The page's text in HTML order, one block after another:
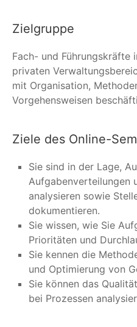
Zielgruppe
Fach- und Führungskräfte
privaten
mit Organisation,
Vorgehensweisen
Ziele des Online-
Sie sind in der Lage,
Aufgabenverteilungen
analysieren sowie
dokumentieren.
Sie wissen, wie Sie
Prioritäten und
Sie kennen die
und Optimierung von
Sie können das
bei Prozessen